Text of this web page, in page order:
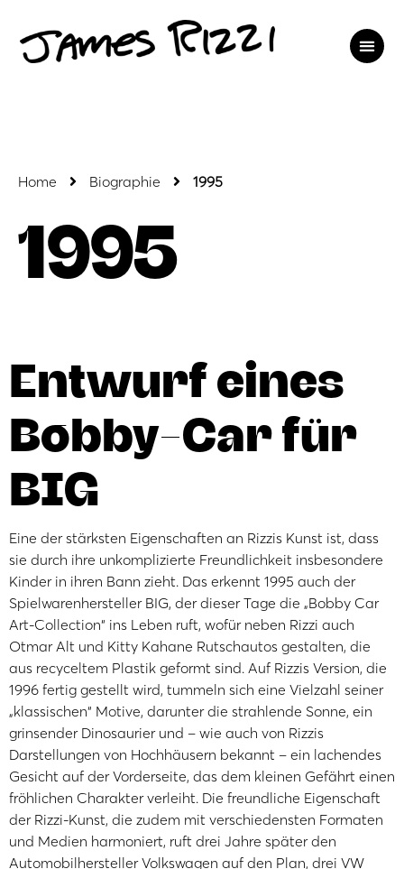
Home Biographie 1995
1995
Entwurf eines
Bobby-Car für
BIG
Eine der stärksten Eigenschaften an Rizzis Kunst ist, dass
sie durch ihre unkomplizierte Freundlichkeit insbesondere
Kinder in ihren Bann zieht. Das erkennt 1995 auch der
Spielwarenhersteller BIG, der dieser Tage die „Bobby Car
Art-Collection“ ins Leben ruft, wofür neben Rizzi auch
Otmar Alt und Kitty Kahane Rutschautos gestalten, die
aus recyceltem Plastik geformt sind. Auf Rizzis Version, die
1996 fertig gestellt wird, tummeln sich eine Vielzahl seiner
„klassischen“ Motive, darunter die strahlende Sonne, ein
grinsender Dinosaurier und – wie auch von Rizzis
Darstellungen von Hochhäusern bekannt – ein lachendes
Gesicht auf der Vorderseite, das dem kleinen Gefährt einen
fröhlichen Charakter verleiht. Die freundliche Eigenschaft
der Rizzi-Kunst, die zudem mit verschiedensten Formaten
und Medien harmoniert, ruft drei Jahre später den
Automobilhersteller Volkswagen auf den Plan, drei VW